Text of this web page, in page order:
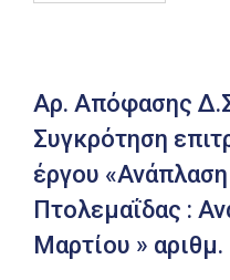
Αρ. Απόφασης
Συγκρότηση
έργου
Πτολεμαΐδας :
Μαρτίου »